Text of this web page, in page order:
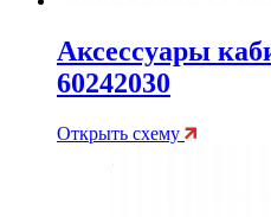
Аксессуары
60242030
Открыть схему